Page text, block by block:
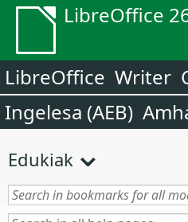
LibreOffice
LibreOffice Writer
Ingelesa (AEB)
Edukiak